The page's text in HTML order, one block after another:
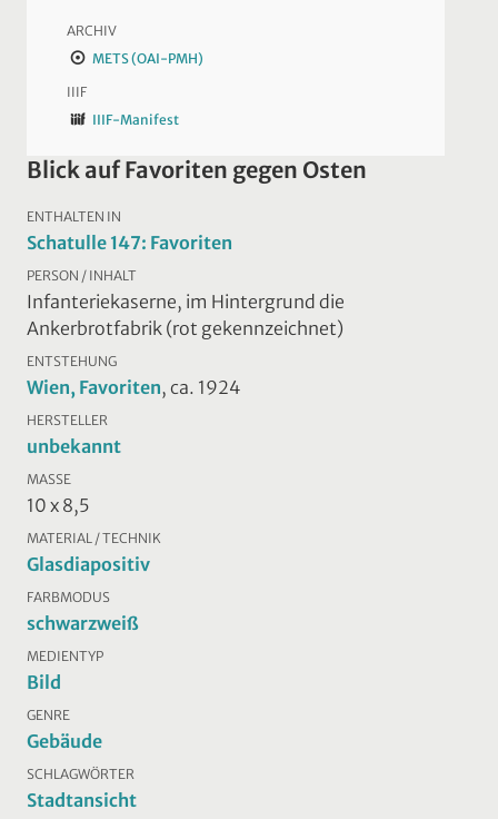
ARCHIV
METS (OAI-PMH)
IIIF
IIIF-Manifest
Blick auf Favoriten gegen Osten
ENTHALTEN IN
Schatulle 147: Favoriten
PERSON / INHALT
Infanteriekaserne, im Hintergrund die
Ankerbrotfabrik (rot gekennzeichnet)
ENTSTEHUNG
Wien, Favoriten, ca. 1924
HERSTELLER
unbekannt
MASSE
10 x 8,5
MATERIAL / TECHNIK
Glasdiapositiv
FARBMODUS
schwarzweiß
MEDIENTYP
Bild
GENRE
Gebäude
SCHLAGWÖRTER
Stadtansicht